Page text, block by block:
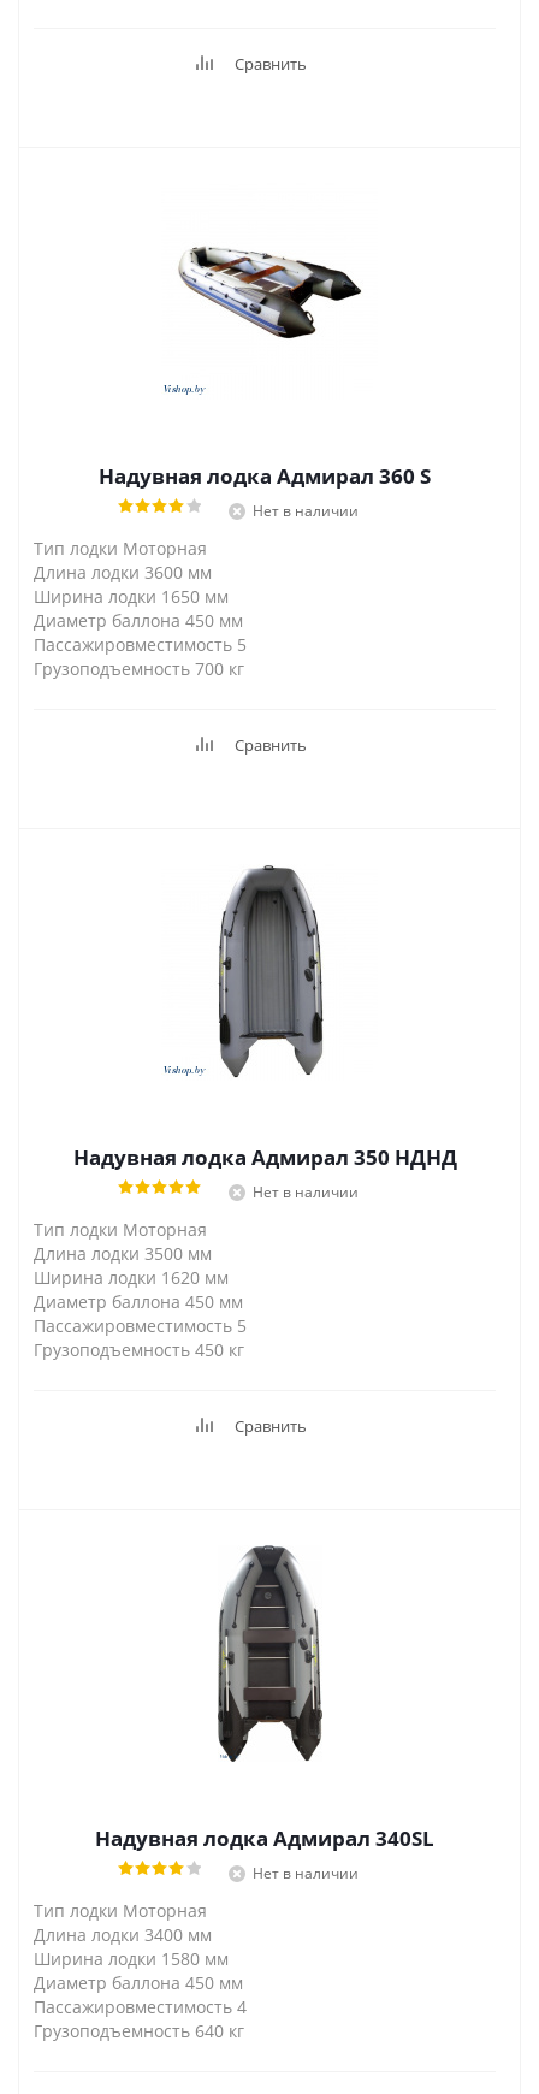
Сравнить
Надувная лодка Адмирал 360 S
Нет в наличии
Тип лодки Моторная
Длина лодки 3600 мм
Ширина лодки 1650 мм
Диаметр баллона 450 мм
Пассажировместимость 5
Грузоподъемность 700 кг
Сравнить
Надувная лодка Адмирал 350 НДНД
Нет в наличии
Тип лодки Моторная
Длина лодки 3500 мм
Ширина лодки 1620 мм
Диаметр баллона 450 мм
Пассажировместимость 5
Грузоподъемность 450 кг
Сравнить
Надувная лодка Адмирал 340SL
Нет в наличии
Тип лодки Моторная
Длина лодки 3400 мм
Ширина лодки 1580 мм
Диаметр баллона 450 мм
Пассажировместимость 4
Грузоподъемность 640 кг